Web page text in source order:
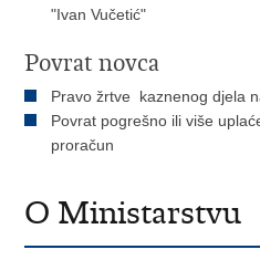
"Ivan Vučetić"
Povrat novca
Pravo žrtve kaznenog djela
Povrat pogrešno ili više
proračun
O Ministarstvu